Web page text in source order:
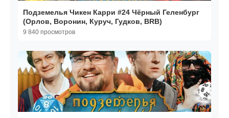
Подземелья Чикен Карри #24 Чёрный Геленбург
(Орлов, Воронин, Куруч, Гудков, BRB)
9 840 просмотров